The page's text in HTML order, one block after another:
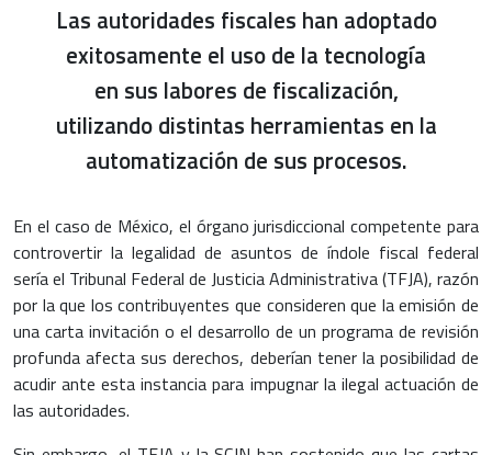
Las autoridades fiscales han adoptado
exitosamente el uso de la tecnología
en sus labores de fiscalización,
utilizando distintas herramientas en la
automatización de sus procesos.
En el caso de México, el órgano jurisdiccional competente para
controvertir la legalidad de asuntos de índole fiscal federal
sería el Tribunal Federal de Justicia Administrativa (TFJA), razón
por la que los contribuyentes que consideren que la emisión de
una carta invitación o el desarrollo de un programa de revisión
profunda afecta sus derechos, deberían tener la posibilidad de
acudir ante esta instancia para impugnar la ilegal actuación de
las autoridades.